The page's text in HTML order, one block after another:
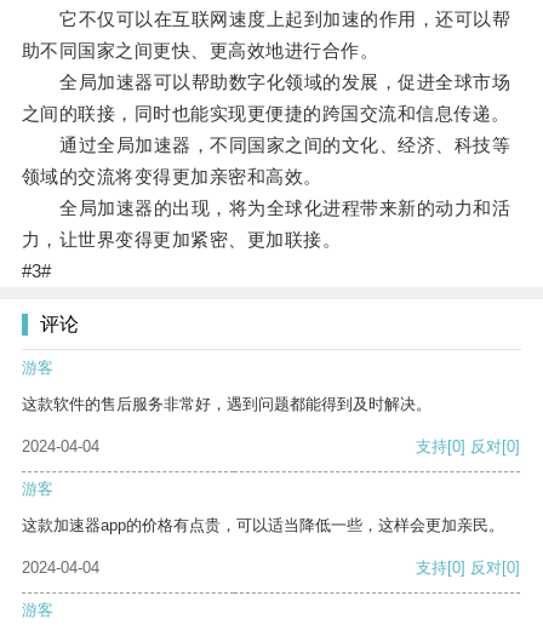
它不仅可以在互联网速度上起到加速的作用，还可以帮
助不同国家之间更快、更高效地进行合作。
全局加速器可以帮助数字化领域的发展，促进全球市场
之间的联接，同时也能实现更便捷的跨国交流和信息传递。
通过全局加速器，不同国家之间的文化、经济、科技等
领域的交流将变得更加亲密和高效。
全局加速器的出现，将为全球化进程带来新的动力和活
力，让世界变得更加紧密、更加联接。
#3#
评论
游客
这款软件的售后服务非常好，遇到问题都能得到及时解决。
2024-04-04 支持[0] 反对[0]
游客
这款加速器app的价格有点贵，可以适当降低一些，这样会更加亲民。
2024-04-04 支持[0] 反对[0]
游客